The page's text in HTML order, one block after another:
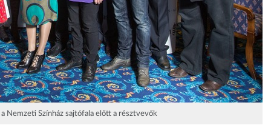
Nemzeti Színház sajtófala előtt a résztvevők